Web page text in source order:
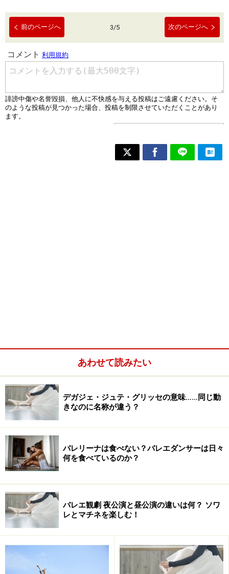
前のページへ 3/5 次のページへ
あわせて読みたい
デガジェ・ジュテ・グリッセの意味……同じ動
きなのに名称が違う？
バレリーナは食べない？バレエダンサーは日々
何を食べているのか？
バレエ観劇 夜公演と昼公演の違いは何？ ソワ
レとマチネを楽しむ！